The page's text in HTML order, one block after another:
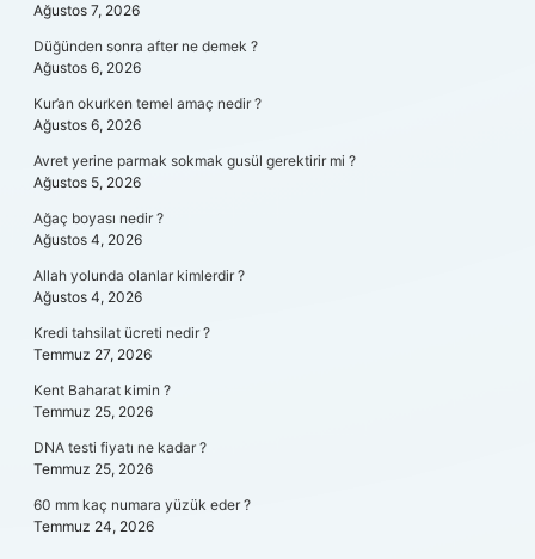
Ağustos 7, 2026
Düğünden sonra after ne demek ?
Ağustos 6, 2026
Kur’an okurken temel amaç nedir ?
Ağustos 6, 2026
Avret yerine parmak sokmak gusül gerektirir mi ?
Ağustos 5, 2026
Ağaç boyası nedir ?
Ağustos 4, 2026
Allah yolunda olanlar kimlerdir ?
Ağustos 4, 2026
Kredi tahsilat ücreti nedir ?
Temmuz 27, 2026
Kent Baharat kimin ?
Temmuz 25, 2026
DNA testi fiyatı ne kadar ?
Temmuz 25, 2026
60 mm kaç numara yüzük eder ?
Temmuz 24, 2026